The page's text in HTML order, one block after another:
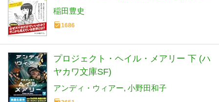
書ラクレ 861)
稲田豊史
1686
プロジェクト・ヘイル・メアリー 下 (ハ
ヤカワ文庫SF)
アンディ・ウィアー 小野田和子